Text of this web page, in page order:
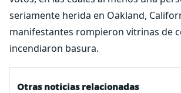
seriamente herida en Oakland,
manifestantes rompieron vitrinas de
incendiaron basura.
Otras noticias relacionadas